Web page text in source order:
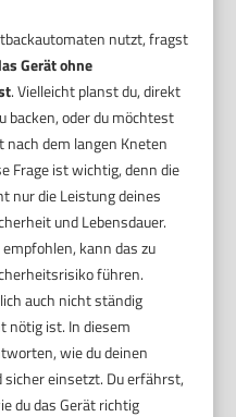
nutzt, fragst
Gerät ohne
. Vielleicht planst du, direkt
backen, oder du möchtest
dem langen Kneten
Frage ist wichtig, denn die
nur die Leistung deines
und Lebensdauer.
kann das zu
führen.
auch nicht ständig
nötig ist. In diesem
wie du deinen
einsetzt. Du erfährst,
du das Gerät richtig